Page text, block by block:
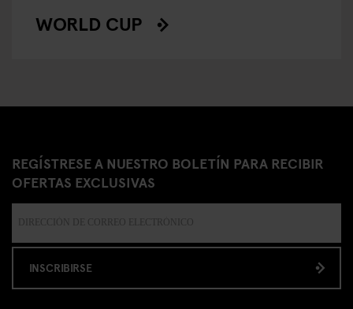
WORLD CUP
REGÍSTRESE A NUESTRO BOLETÍN PARA RECIBIR
OFERTAS EXCLUSIVAS
INSCRIBIRSE